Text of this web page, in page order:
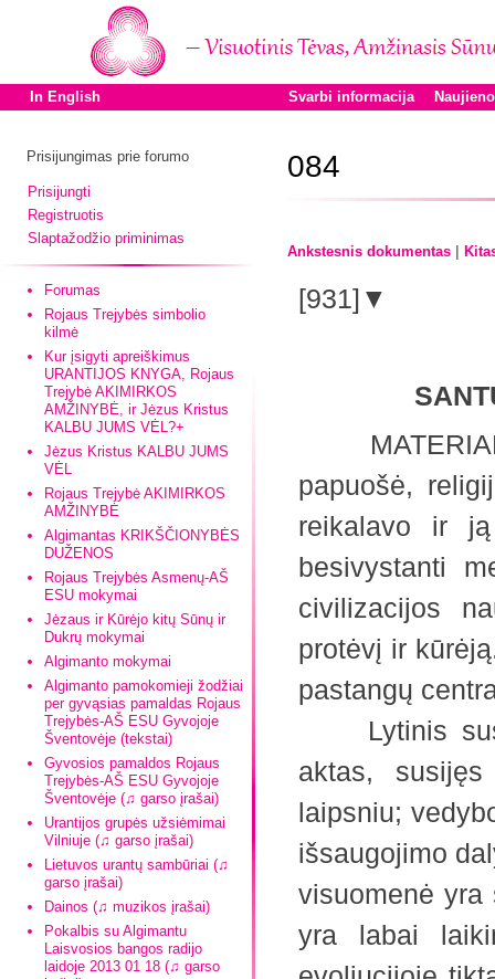
In English Svarbi informacija
Prisijungimas prie forumo
Prisijungti
Registruotis
Slaptažodžio priminimas
Forumas
Rojaus Trejybės simbolio
kilmė
Kur įsigyti apreiškimus
URANTIJOS KNYGA, Rojaus
Trejybė AKIMIRKOS
AMŽINYBĖ, ir Jėzus Kristus
KALBU JUMS VĖL?+
Jėzus Kristus KALBU JUMS
VĖL
Rojaus Trejybė AKIMIRKOS
AMŽINYBĖ
Algimantas KRIKŠČIONYBĖS
DUŽENOS
Rojaus Trejybės Asmenų-AŠ
ESU mokymai
Jėzaus ir Kūrėjo kitų Sūnų ir
Dukrų mokymai
Algimanto mokymai
Algimanto pamokomieji žodžiai
per gyvąsias pamaldas Rojaus
Trejybės-AŠ ESU Gyvojoje
Šventovėje (tekstai)
Gyvosios pamaldos Rojaus
Trejybės-AŠ ESU Gyvojoje
Šventovėje (♫ garso įrašai)
Urantijos grupės užsiėmimai
Vilniuje (♫ garso įrašai)
Lietuvos urantų sambūriai (♫
garso įrašai)
Dainos (♫ muzikos įrašai)
Pokalbis su Algimantu
Laisvosios bangos radijo
laidoje 2013 01 18 (♫ garso
084
Ankstesnis dokumentas |
[931]▼
MATERIALI
papuošė,
reikalavo ir
besivystanti
civilizacijos
protėvį ir
pastangų
Lytinis
aktas,
laipsniu;
išsaugojimo
visuomenė yra
yra labai